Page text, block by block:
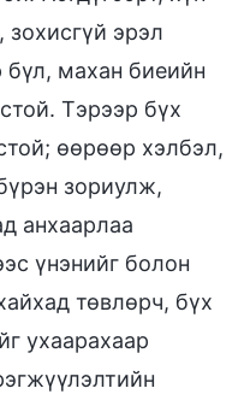
зохисгүй эрэл
бүл, махан биеийн
Тэрээр бүх
өөрөөр хэлбэл,
зориулж,
анхаарлаа
үнэнийг болон
төвлөрч, бүх
ухаарахаар